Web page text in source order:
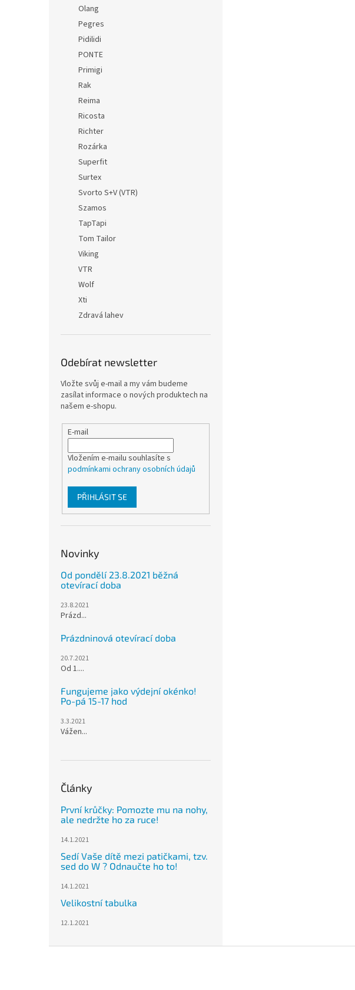
Olang
Pegres
Pidilidi
PONTE
Primigi
Rak
Reima
Ricosta
Richter
Rozárka
Superfit
Surtex
Svorto S+V (VTR)
Szamos
TapTapi
Tom Tailor
Viking
VTR
Wolf
Xti
Zdravá lahev
Odebírat newsletter
Vložte svůj e-mail a my vám budeme
zasílat informace o nových produktech na
našem e-shopu.
E-mail
Vložením e-mailu souhlasíte s
podmínkami ochrany osobních údajů
PŘIHLÁSIT SE
Novinky
Od pondělí 23.8.2021 běžná
otevírací doba
23.8.2021
Prázd...
Prázdninová otevírací doba
20.7.2021
Od 1....
Fungujeme jako výdejní okénko!
Po-pá 15-17 hod
3.3.2021
Vážen...
Články
První krůčky: Pomozte mu na nohy,
ale nedržte ho za ruce!
14.1.2021
Sedí Vaše dítě mezi patičkami, tzv.
sed do W ? Odnaučte ho to!
14.1.2021
Velikostní tabulka
12.1.2021